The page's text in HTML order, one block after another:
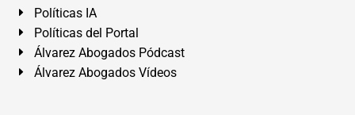
Políticas IA
Políticas del Portal
Álvarez Abogados Pódcast
Álvarez Abogados Vídeos